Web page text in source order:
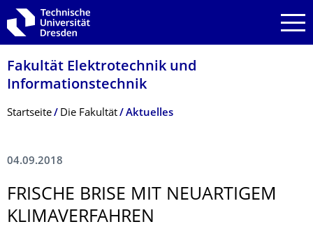
Zur Hauptnavigation springen
Zur Suche springen
Zum Inhalt springen
Fakultät Elektrotechnik und
Informationstech­nik
Breadcrumb-Menü
Startseite Die Fakultät Aktuelles
04.09.2018
FRISCHE BRISE MIT NEUARTIGEM
KLIMAVERFAHREN